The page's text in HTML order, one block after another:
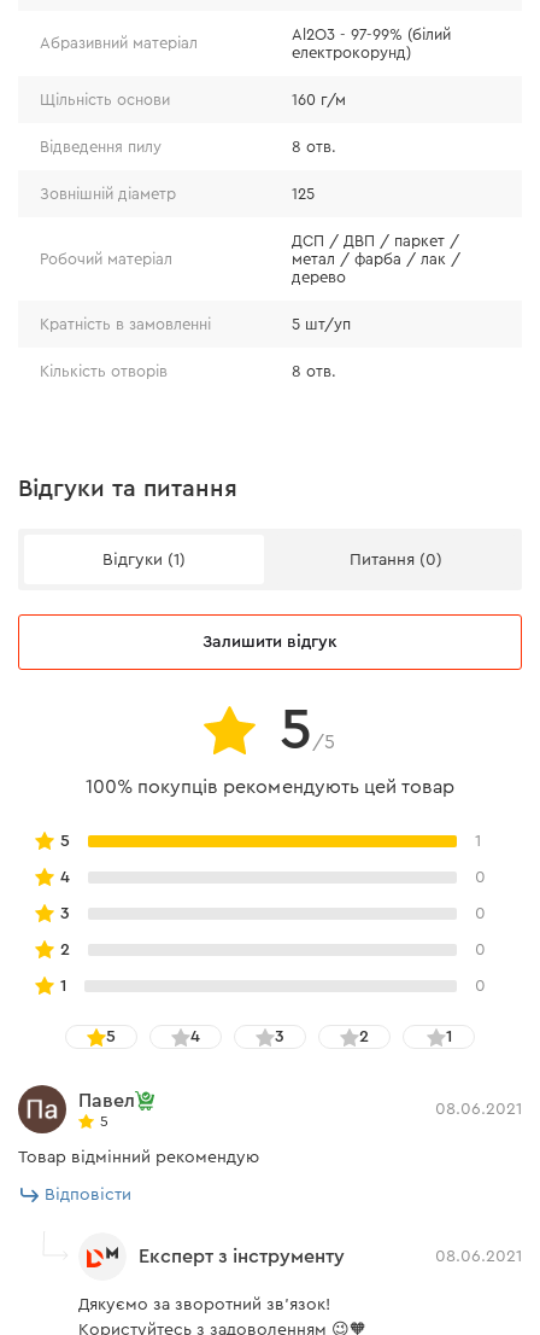
97-99%);
● паперова основа підвищеної щільності – 160 г/м;
● 8 отворів для ефективного видалення пилу;
інтенсивній експлуатації.
Абразивний матеріал
Al2O3 - 97-99% (білий
електрокорунд)
Щільність основи 160 г/м
Відведення пилу 8 отв.
Зовнішній діаметр 125
Робочий матеріал
ДСП / ДВП / паркет /
метал / фарба / лак /
дерево
Кратність в замовленні 5 шт/уп
Кількість отворів 8 отв.
Відгуки та питання
Відгуки (1) Питання (0)
Залишити відгук
5 /5
100% покупців рекомендують цей товар
5 1
4 0
3 0
2 0
1 0
5 4 3 2 1
Павел
5
08.06.2021
Товар відмінний рекомендую
Відповісти
Експерт з інструменту 08.06.2021
Дякуємо за зворотний зв'язок!
Користуйтесь з задоволенням 😉🧡